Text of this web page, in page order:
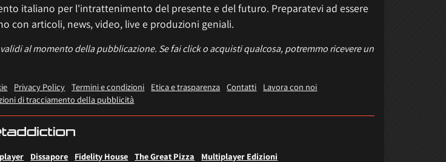
italiano per l'intrattenimento del presente e del futuro. Preparatevi ad essere
con articoli, news, video, live e produzioni geniali.
al momento della pubblicazione. Se fai click o acquisti qualcosa, potremmo ricevere un
Privacy Policy Termini e condizioni Etica e trasparenza Contatti
Lavora con noi
di tracciamento della pubblicità
Dissapore Fidelity House The Great Pizza Multiplayer Edizioni